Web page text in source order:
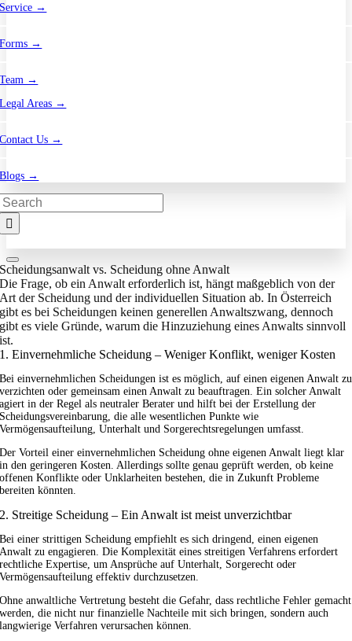
Service →
Forms →
Team →
Legal Areas →
Contact Us →
Blogs →
Scheidungsanwalt vs. Scheidung ohne Anwalt
Die Frage, ob ein Anwalt erforderlich ist, hängt maßgeblich von der
Art der Scheidung und der individuellen Situation ab. In Österreich
gibt es bei Scheidungen keinen generellen Anwaltszwang, dennoch
gibt es viele Gründe, warum die Hinzuziehung eines Anwalts sinnvoll
ist.
1. Einvernehmliche Scheidung – Weniger Konflikt, weniger Kosten
Bei einvernehmlichen Scheidungen ist es möglich, auf einen eigenen Anwalt zu
verzichten oder gemeinsam einen Anwalt zu beauftragen. Ein solcher Anwalt
agiert in der Regel als neutraler Berater und hilft bei der Erstellung der
Scheidungsvereinbarung, die alle wesentlichen Punkte wie
Vermögensaufteilung, Unterhalt und Sorgerechtsregelungen umfasst.
Der Vorteil einer einvernehmlichen Scheidung ohne eigenen Anwalt liegt klar
in den geringeren Kosten. Allerdings sollte genau geprüft werden, ob keine
offenen Konflikte oder Unklarheiten bestehen, die in Zukunft Probleme
bereiten könnten.
2. Streitige Scheidung – Ein Anwalt ist meist unverzichtbar
Bei einer strittigen Scheidung empfiehlt es sich dringend, einen eigenen
Anwalt zu engagieren. Die Komplexität eines streitigen Verfahrens erfordert
rechtliche Expertise, um Ansprüche auf Unterhalt, Sorgerecht oder
Vermögensaufteilung effektiv durchzusetzen.
Ohne anwaltliche Vertretung besteht die Gefahr, dass rechtliche Fehler gemacht
werden, die nicht nur finanzielle Nachteile mit sich bringen, sondern auch
langwierige Verfahren verursachen können.